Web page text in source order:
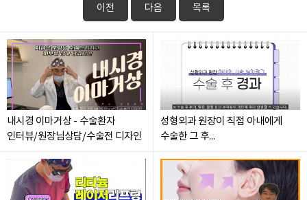
이전 다음 목록
내시경 이마거상 - 수술환자
인터뷰/원장님상담/수술전 디자인
성형외과 원장이 직접 아내에게
수술한 그 후...